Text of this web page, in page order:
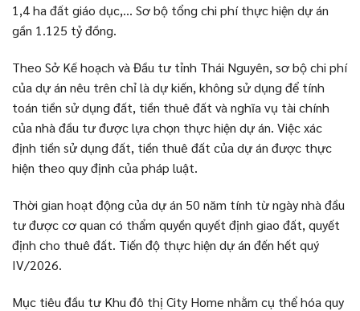
1,4 ha đất giáo dục,… Sơ bộ tổng chi phí thực hiện dự án
gần 1.125 tỷ đồng.
Theo Sở Kế hoạch và Đầu tư tỉnh Thái Nguyên, sơ bộ chi phí
của dự án nêu trên chỉ là dự kiến, không sử dụng để tính
toán tiền sử dụng đất, tiền thuê đất và nghĩa vụ tài chính
của nhà đầu tư được lựa chọn thực hiện dự án. Việc xác
định tiền sử dụng đất, tiền thuê đất của dự án được thực
hiện theo quy định của pháp luật.
Thời gian hoạt động của dự án 50 năm tính từ ngày nhà đầu
tư được cơ quan có thẩm quyền quyết định giao đất, quyết
định cho thuê đất. Tiến độ thực hiện dự án đến hết quý
IV/2026.
Mục tiêu đầu tư Khu đô thị City Home nhằm cụ thể hóa quy